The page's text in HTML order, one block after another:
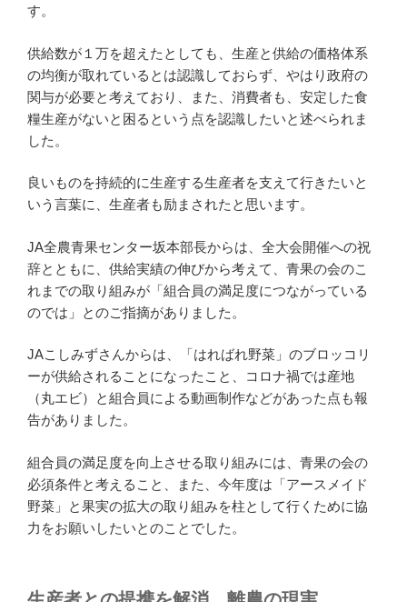
す。
供給数が１万を超えたとしても、生産と供給の価格体系
の均衡が取れているとは認識しておらず、やはり政府の
関与が必要と考えており、また、消費者も、安定した食
糧生産がないと困るという点を認識したいと述べられま
した。
良いものを持続的に生産する生産者を支えて行きたいと
いう言葉に、生産者も励まされたと思います。
JA全農青果センター坂本部長からは、全大会開催への祝
辞とともに、供給実績の伸びから考えて、青果の会のこ
れまでの取り組みが「組合員の満足度につながっている
のでは」とのご指摘がありました。
JAこしみずさんからは、「はればれ野菜」のブロッコリ
ーが供給されることになったこと、コロナ禍では産地
（丸エビ）と組合員による動画制作などがあった点も報
告がありました。
組合員の満足度を向上させる取り組みには、青果の会の
必須条件と考えること、また、今年度は「アースメイド
野菜」と果実の拡大の取り組みを柱として行くために協
力をお願いしたいとのことでした。